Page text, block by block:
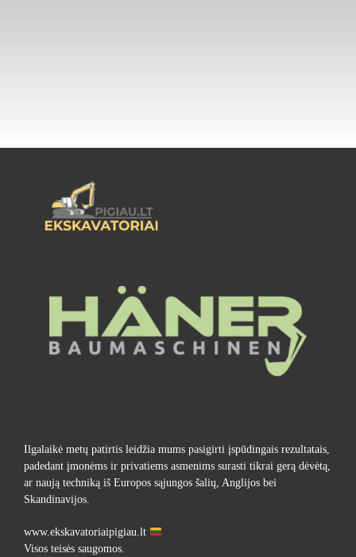
Ilgalaikė metų patirtis leidžia mums pasigirti įspūdingais rezultatais,
padedant įmonėms ir privatiems asmenims surasti tikrai gerą dėvėtą,
ar naują techniką iš Europos sąjungos šalių, Anglijos bei
Skandinavijos.
www.ekskavatoriaipigiau.lt
Visos teisės saugomos.